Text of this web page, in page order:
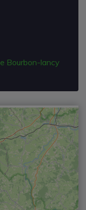
Bourbon-lancy